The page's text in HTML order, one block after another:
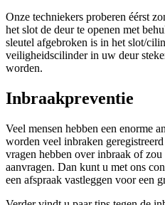
Onze techniekers proberen éérst
het slot de deur te openen met
sleutel afgebroken is in het slot/
veiligheidscilinder in uw deur
worden.
Inbraakpreventie
Veel mensen hebben een enorme
worden veel inbraken
vragen hebben over inbraak of
aanvragen. Dan kunt u met ons
een afspraak vastleggen voor een